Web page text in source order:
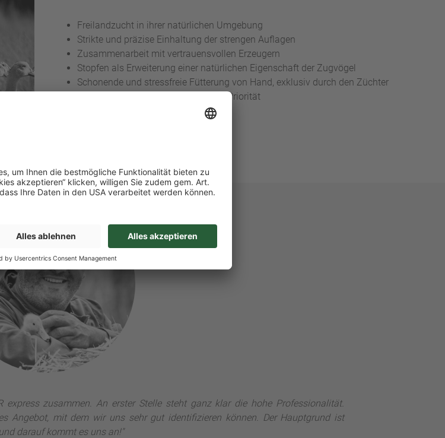
Freilandzucht in ihrer natürlichen Umgebung
Strikte und präzise Einhaltung der strengen Auflagen
Zusammenarbeit mit vertrauensvollen Erzeugern
Stopfen als Erweiterung einer natürlichen Eigenschaft der Zugvögel
Schonende und stressfreie Fütterung von Hand, exklusiv durch den Züchter
Wohlbefinden der Tiere hat höchste Priorität
express zusammen. An erster Stelle steht ganz klar die hohe Professionalität.
Angebot, mit dem wir uns sehr gut identifizieren können. Der Hauptgrund ist
darauf kommt es uns an!"